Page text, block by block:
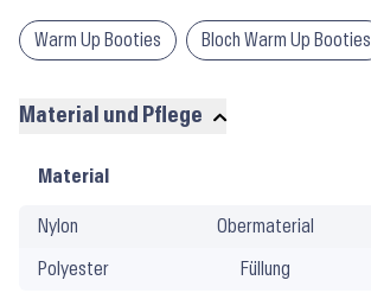
Warm Up Booties Bloch Warm Up Booties
Material und Pflege
Material
Pflege
Material
Nylon Obermaterial
Polyester Füllung